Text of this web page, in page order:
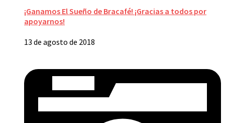
¡Ganamos El Sueño de Bracafé! ¡Gracias a todos por
apoyarnos!
13 de agosto de 2018